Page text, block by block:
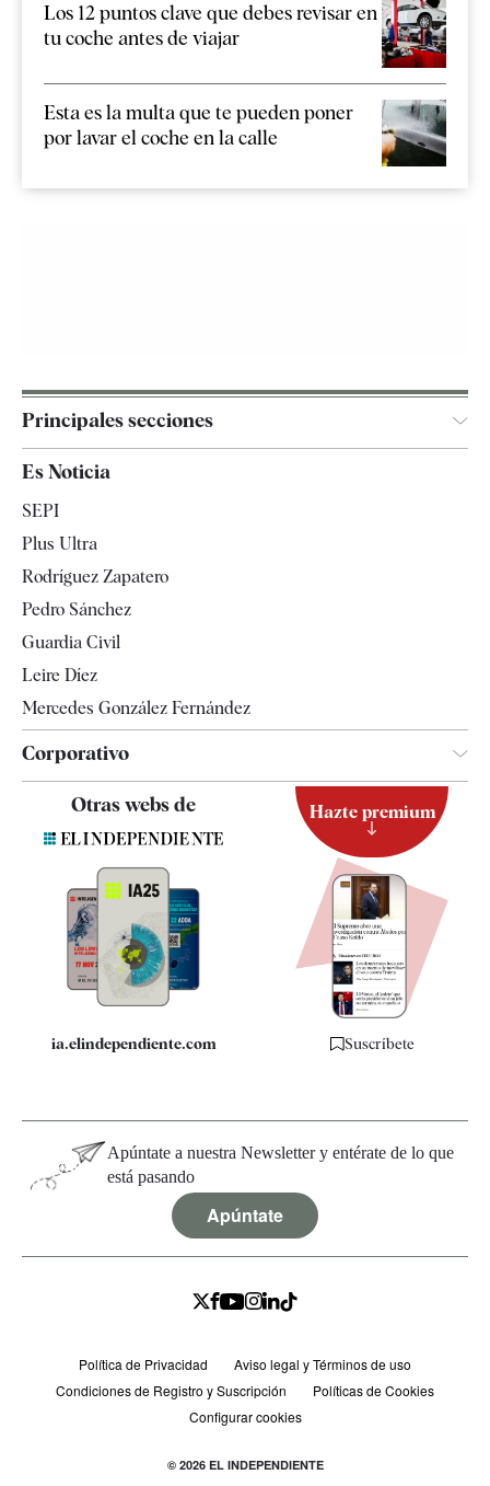
Los 12 puntos clave que debes revisar en
tu coche antes de viajar
Esta es la multa que te pueden poner
por lavar el coche en la calle
Principales secciones
España
Televisión
Es Noticia
SEPI
Plus Ultra
Rodríguez Zapatero
Pedro Sánchez
Guardia Civil
Leire Díez
Mercedes González Fernández
Corporativo
Contacto
Quiénes somos
Especificaciones
Otras webs de
ia.elindependiente.com
Hazte premium
Suscríbete
Apúntate a nuestra Newsletter y entérate de lo que
está pasando
Apúntate
Política de Privacidad
Aviso legal y Términos de uso
Condiciones de Registro y Suscripción
Políticas de Cookies
Configurar cookies
© 2026 EL INDEPENDIENTE